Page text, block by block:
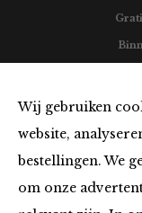
Wij gebruiken
website,
bestellingen. We
om onze
Broeken